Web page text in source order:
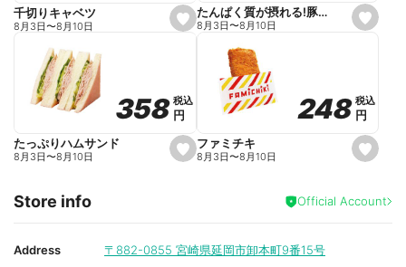
e
e
s
e
o
r
i
e
千切りキャベツ
8月3日〜8月10日
s
e
o
r
i
e
たんぱく質が摂れる!豚しゃぶのパスタサラダ
8月3日〜8月10日
s
e
i
t
358
358税込
税込
円
円
たっぷりハムサンド
8月3日〜8月10日
s
e
a
248
248 税込
税込
円
円
ファミチキ
8月3日〜8月10日
Store info Official Account
Address 〒882-0855 宮崎県延岡市卸本町9番15号